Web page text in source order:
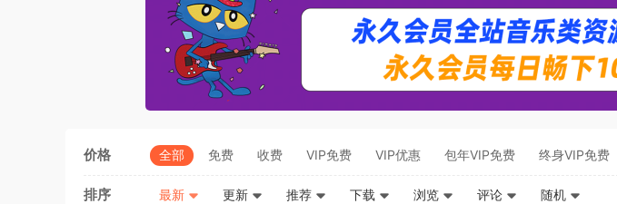
价格 全部 免费 收费 VIP免费 VIP优惠 包年VIP免费 终身VIP免费
排序 最新 更新 推荐 下载 浏览 评论 随机